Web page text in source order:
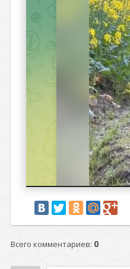
Всего комментариев: 0